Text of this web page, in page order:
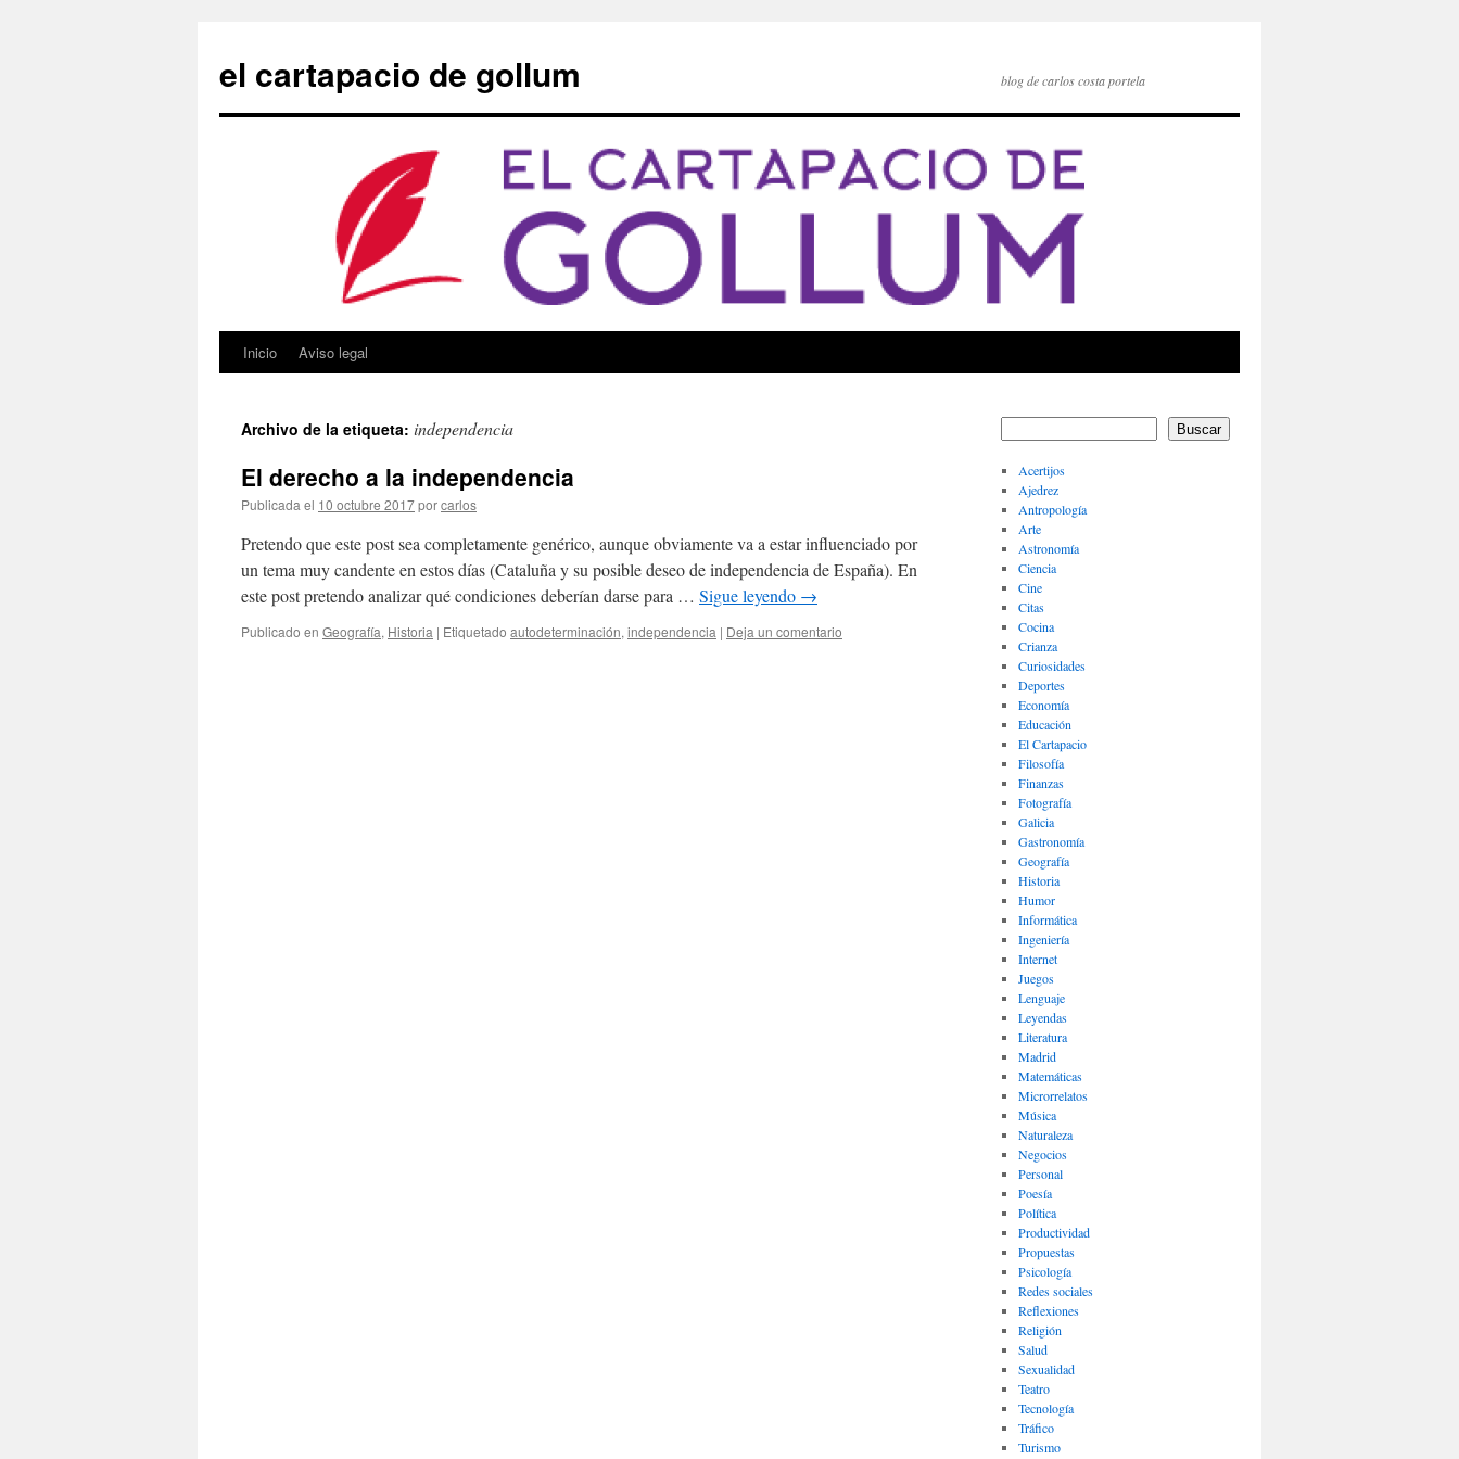
contenido
el cartapacio de gollum blog de carlos costa portela
Inicio Aviso legal
Archivo de la etiqueta: independencia
El derecho a la independencia
Publicada el 10 octubre 2017porcarlos
Pretendo que este post sea completamente genérico, aunque obviamente va a estar influenciado por
un tema muy candente en estos días (Cataluña y su posible deseo de independencia de España). En
este post pretendo analizar qué condiciones deberían darse para … Sigue leyendo →
Publicado en Geografía, Historia | Etiquetado autodeterminación, independencia | Deja un comentario
Buscar
Acertijos
Ajedrez
Antropología
Arte
Astronomía
Ciencia
Cine
Citas
Cocina
Crianza
Curiosidades
Deportes
Economía
Educación
El Cartapacio
Filosofía
Finanzas
Fotografía
Galicia
Gastronomía
Geografía
Historia
Humor
Informática
Ingeniería
Internet
Juegos
Lenguaje
Leyendas
Literatura
Madrid
Matemáticas
Microrrelatos
Música
Naturaleza
Negocios
Personal
Poesía
Política
Productividad
Propuestas
Psicología
Redes sociales
Reflexiones
Religión
Salud
Sexualidad
Teatro
Tecnología
Tráfico
Turismo